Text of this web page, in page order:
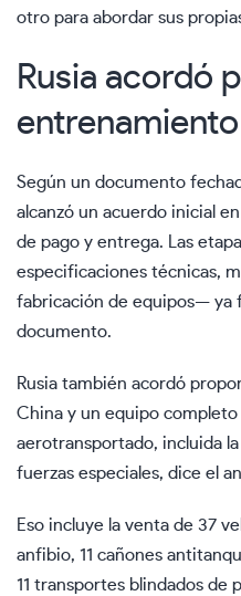
otro para abordar sus
Rusia acordó
Según un documento
alcanzó un acuerdo inicial
de pago y entrega. Las
especificaciones técnicas,
fabricación de equipos— ya
documento.
Rusia también acordó
China y un equipo completo
aerotransportado, incluida
fuerzas especiales, dice el
Eso incluye la venta de 37
anfibio, 11 cañones
11 transportes blindados de